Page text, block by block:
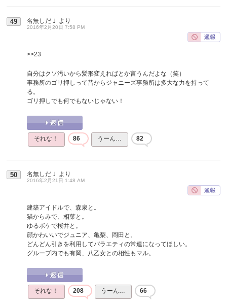
49 名無しだＪ より
2016年2月20日 7:58 PM
>>23
自分はクソ汚いから髪形変えればとか言うんだよな（笑）
事務所のゴリ押しって昔からジャニーズ事務所は多大な力を持って
る。
ゴリ押しでも何でもないじゃない！
それな！ 86 うーん… 82
50 名無しだＪ より
2016年2月21日 1:48 AM
建築アイドルで、森泉と。
猫からみで、相葉と。
ゆるボケで桜井と。
顔かわいいでジュニア、亀梨、岡田と。
どんどん引きを利用してバラエティの常連になってほしい。
グループ内でも有岡、八乙女との相性もマル。
それな！ 208 うーん… 66